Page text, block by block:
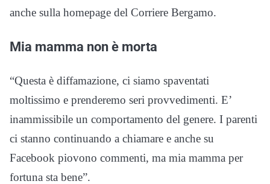
anche sulla homepage del Corriere Bergamo.
Mia mamma non è morta
“Questa è diffamazione, ci siamo spaventati
moltissimo e prenderemo seri provvedimenti. E’
inammissibile un comportamento del genere. I parenti
ci stanno continuando a chiamare e anche su
Facebook piovono commenti, ma mia mamma per
fortuna sta bene”.